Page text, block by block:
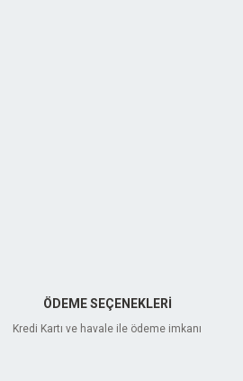
ÖDEME SEÇENEKLERİ
Kredi Kartı ve havale ile ödeme imkanı